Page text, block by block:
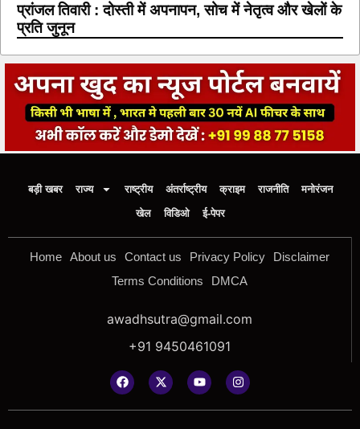
प्रांजल तिवारी : दोस्ती में अपनापन, सोच में नेतृत्व और खेलों के
प्रति जुनून
बड़ी खबर राज्य राष्ट्रीय अंतर्राष्ट्रीय क्राइम राजनीति
मनोरंजन
खेल
विडिओ ई-पेपर
Home About us Contact us Privacy Policy
Disclaimer
Terms Conditions
DMCA
awadhsutra@gmail.com
+91 9450461091